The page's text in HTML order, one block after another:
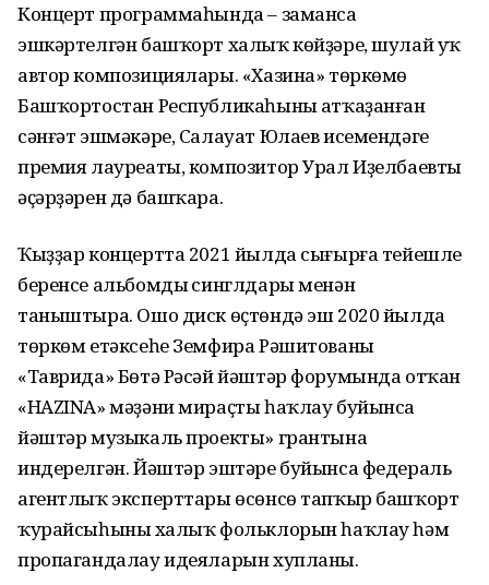
Концерт программаһында – заманса
эшкәртелгән башҡорт халыҡ көйҙәре, шулай уҡ
автор композициялары. «Хазина» төркөмө
Башҡортостан Республикаһының атҡаҙанған
сәнғәт эшмәкәре, Салауат Юлаев исемендәге
премия лауреаты, композитор Урал Иҙелбаевтың
әҫәрҙәрен дә башҡара.
Ҡыҙҙар концертта 2021 йылда сығырға тейешле
беренсе альбомдың синглдары менән
таныштыра. Ошо диск өҫтөндә эш 2020 йылда
төркөм етәксеһе Земфира Рәшитованың
«Таврида» Бөтә Рәсәй йәштәр форумында отҡан
«HAZINA» мәҙәни мираҫты һаҡлау буйынса
йәштәр музыкаль проекты» грантына
индерелгән. Йәштәр эштәре буйынса федераль
агентлыҡ эксперттары өсөнсө тапҡыр башҡорт
ҡурайсыһының халыҡ фольклорын һаҡлау һәм
пропагандалау идеяларын хупланы.